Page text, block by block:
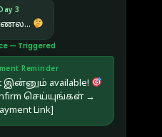
3
— Triggered
Reminder
available!
செய்யுங்கள் →
Link]